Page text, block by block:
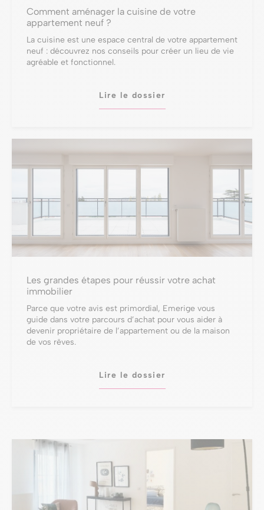
Comment aménager la cuisine de votre
appartement neuf ?
La cuisine est une espace central de votre appartement
neuf : découvrez nos conseils pour créer un lieu de vie
agréable et fonctionnel.
Lire le dossier
Les grandes étapes pour réussir votre achat
immobilier
Parce que votre avis est primordial, Emerige vous
guide dans votre parcours d’achat pour vous aider à
devenir propriétaire de l’appartement ou de la maison
de vos rêves.
Lire le dossier